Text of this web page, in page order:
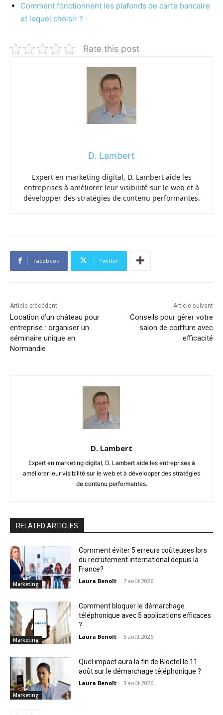
Comment fonctionnent les plafonds de carte bancaire
et lequel choisir ?
Rate this post
D. Lambert
Expert en marketing digital, D. Lambert aide les
entreprises à améliorer leur visibilité sur le web et à
développer des stratégies de contenu performantes.
Facebook Twitter
Article précédent
Location d’un château pour
entreprise : organiser un
séminaire unique en
Normandie
Article suivant
Conseils pour gérer votre
salon de coiffure avec
efficacité
D. Lambert
Expert en marketing digital, D. Lambert aide les entreprises à
améliorer leur visibilité sur le web et à développer des stratégies
de contenu performantes.
RELATED ARTICLES
Marketing
Comment éviter 5 erreurs coûteuses lors
du recrutement international depuis la
France?
Laura Benoît - 7 août 2026
Marketing
Comment bloquer le démarchage
téléphonique avec 5 applications efficaces
?
Laura Benoît - 5 août 2026
Marketing
Quel impact aura la fin de Bloctel le 11
août sur le démarchage téléphonique ?
Laura Benoît - 3 août 2026